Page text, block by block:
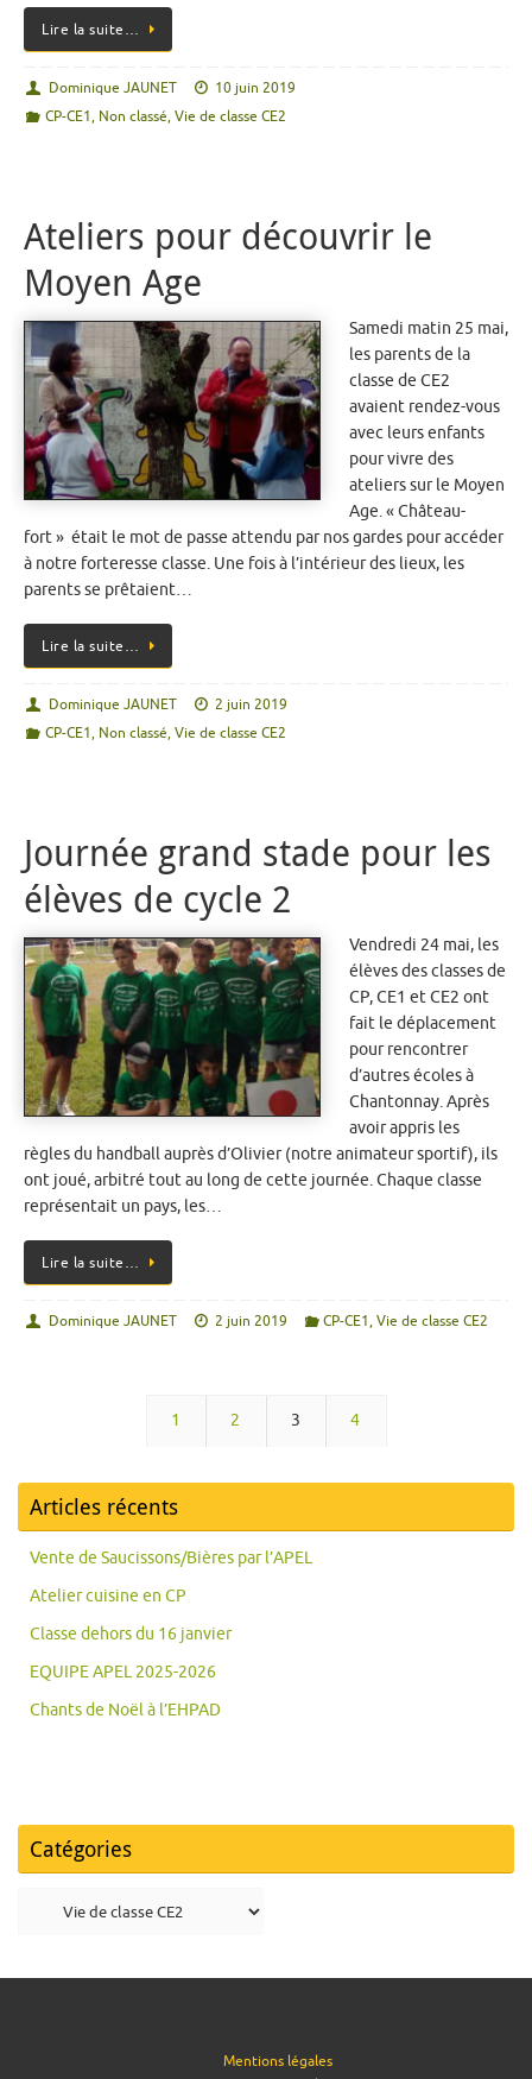
Lire la suite…
Dominique JAUNET
10 juin 2019
CP-CE1, Non classé,Vie de classe CE2
Ateliers pour découvrir le
Moyen Age
Samedi matin 25 mai,
les parents de la
classe de CE2
avaient rendez-vous
avec leurs enfants
pour vivre des
ateliers sur le Moyen
Age. « Château-
fort » était le mot de passe attendu par nos gardes pour accéder
à notre forteresse classe. Une fois à l’intérieur des lieux, les
parents se prêtaient…
Lire la suite…
Dominique JAUNET
2 juin 2019
CP-CE1, Non classé,Vie de classe CE2
Journée grand stade pour les
élèves de cycle 2
Vendredi 24 mai, les
élèves des classes de
CP, CE1 et CE2 ont
fait le déplacement
pour rencontrer
d’autres écoles à
Chantonnay. Après
avoir appris les
règles du handball auprès d’Olivier (notre animateur sportif), ils
ont joué, arbitré tout au long de cette journée. Chaque classe
représentait un pays, les…
Lire la suite…
Dominique JAUNET 2 juin 2019 CP-CE1,Vie de classe CE2
1 2 3 4
Articles récents
Vente de Saucissons/Bières par l’APEL
Atelier cuisine en CP
Classe dehors du 16 janvier
EQUIPE APEL 2025-2026
Chants de Noël à l’EHPAD
Catégories
Mentions légales